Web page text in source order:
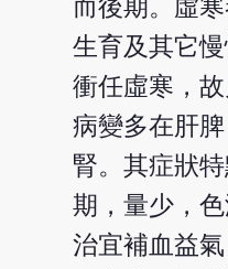
而後期。虛
生育及其它
衝任虛寒，
病變多在肝
腎。其症狀
期，量少，
治宜補血益